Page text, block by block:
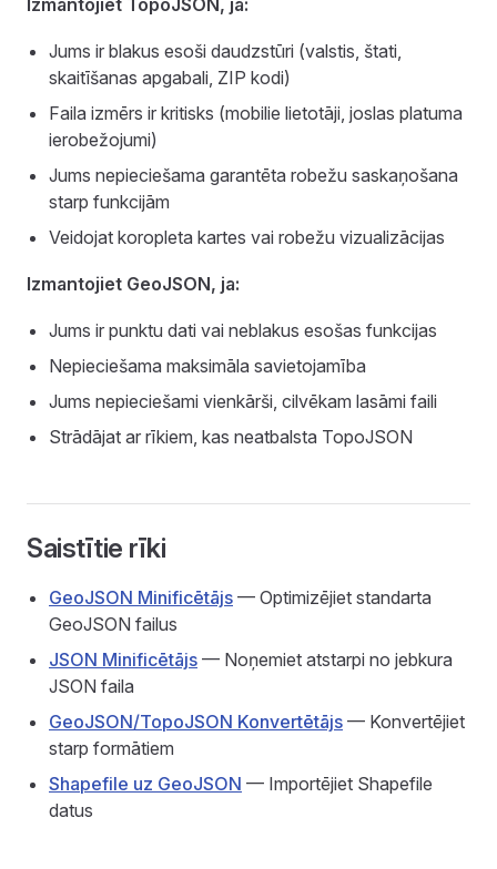
Izmantojiet TopoJSON, ja:
Jums ir blakus esoši daudzstūri (valstis, štati,
skaitīšanas apgabali, ZIP kodi)
Faila izmērs ir kritisks (mobilie lietotāji, joslas platuma
ierobežojumi)
Jums nepieciešama garantēta robežu saskaņošana
starp funkcijām
Veidojat koropleta kartes vai robežu vizualizācijas
Izmantojiet GeoJSON, ja:
Jums ir punktu dati vai neblakus esošas funkcijas
Nepieciešama maksimāla savietojamība
Jums nepieciešami vienkārši, cilvēkam lasāmi faili
Strādājat ar rīkiem, kas neatbalsta TopoJSON
Saistītie rīki
GeoJSON Minificētājs — Optimizējiet standarta
GeoJSON failus
JSON Minificētājs — Noņemiet atstarpi no jebkura
JSON faila
GeoJSON/TopoJSON Konvertētājs — Konvertējiet
starp formātiem
Shapefile uz GeoJSON — Importējiet Shapefile
datus